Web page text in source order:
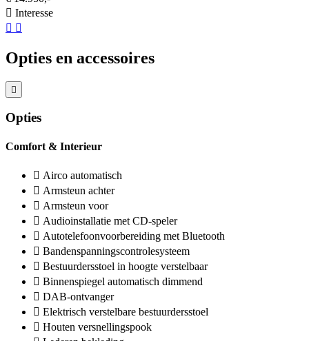
Interesse
Opties en accessoires
Opties
Comfort & Interieur
Airco automatisch
Armsteun achter
Armsteun voor
Audioinstallatie met CD-speler
Autotelefoonvoorbereiding met Bluetooth
Bandenspanningscontrolesysteem
Bestuurdersstoel in hoogte verstelbaar
Binnenspiegel automatisch dimmend
DAB-ontvanger
Elektrisch verstelbare bestuurdersstoel
Houten versnellingspook